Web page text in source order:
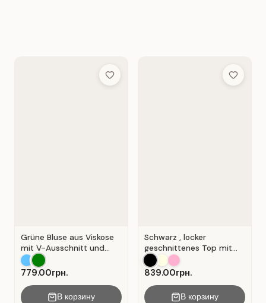
Add to Wish List
Grüne Bluse aus Viskose
mit V-Ausschnitt und
Wickeloptik. Grün.
779.00грн.
В корзину
Add to
Schwarz , locker
geschnittenes Top mit
durchbrochener
Spitzeneinlage.
839.00грн.
В корзину